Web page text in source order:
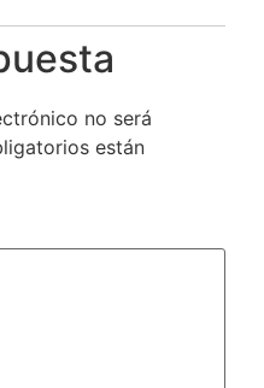
no será
están